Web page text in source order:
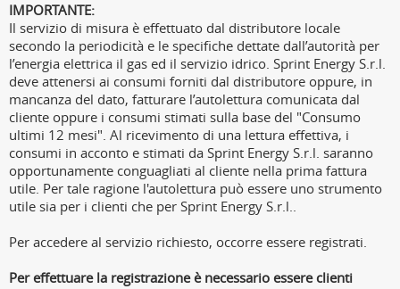
IMPORTANTE:
Il servizio di misura è effettuato dal distributore locale
secondo la periodicità e le specifiche dettate dall’autorità per
l’energia elettrica il gas ed il servizio idrico. Sprint Energy S.r.l.
deve attenersi ai consumi forniti dal distributore oppure, in
mancanza del dato, fatturare l’autolettura comunicata dal
cliente oppure i consumi stimati sulla base del "Consumo
ultimi 12 mesi". Al ricevimento di una lettura effettiva, i
consumi in acconto e stimati da Sprint Energy S.r.l. saranno
opportunamente conguagliati al cliente nella prima fattura
utile. Per tale ragione l'autolettura può essere uno strumento
utile sia per i clienti che per Sprint Energy S.r.l..
Per accedere al servizio richiesto, occorre essere registrati.
Per effettuare la registrazione è necessario essere clienti